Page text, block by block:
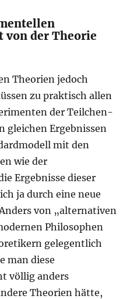
von der Theorie
Theorien jedoch
zu praktisch allen
der Teilchen-
gleichen Ergebnissen
mit den
wie der
Ergebnisse dieser
ja durch eine neue
von „alternativen
Philosophen
gelegentlich
man diese
völlig anders
Theorien hätte,